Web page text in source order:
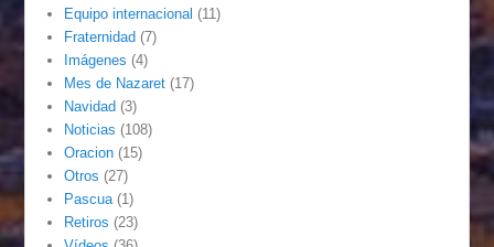
Equipo internacional (11)
Fraternidad (7)
Imágenes (4)
Mes de Nazaret (17)
Navidad (3)
Noticias (108)
Oracion (15)
Otros (27)
Pascua (1)
Retiros (23)